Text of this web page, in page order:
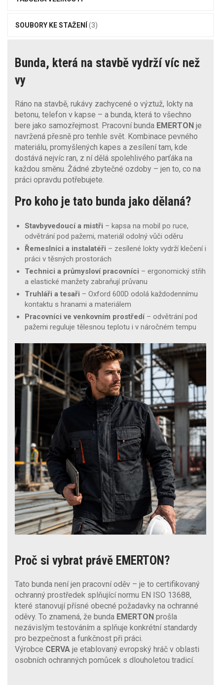
SOUBORY KE STAŽENÍ (3)
Bunda, která na stavbě vydrží víc než
vy
Ráno na stavbě, rukávy zachycené o výztuž, lokty na
betonu, telefon v kapse – a bunda, která to všechno
bere jako samozřejmost. Pracovní bunda EMERTON je
navržená přesně pro tenhle svět. Kombinace pevného
materiálu, promyšlených kapes a zesílení tam, kde
dostává nejvíc ran, z ní dělá spolehlivého parťáka na
každou směnu. Žádné zbytečné ozdoby – jen to, co na
práci opravdu potřebujete.
Pro koho je tato bunda jako dělaná?
Stavbyvedoucí a mistři – kapsa na mobil po ruce,
odvětrání pod pažemi, materiál odolný vůči oděru
Řemeslníci a instalatéři – zesílené lokty vydrží klečení i
práci v těsných prostorách
Technici a průmysloví pracovníci – ergonomický střih
a elastické manžety zabraňují průvanu
Truhláři a tesaři – Oxford 600D odolá každodennímu
kontaktu s hranami a materiálem
Pracovníci ve venkovním prostředí– odvětrání pod
pažemi reguluje tělesnou teplotu i v náročném tempu
Proč si vybrat právě EMERTON?
Tato bunda není jen pracovní oděv – je to certifikovaný
ochranný prostředek splňující normu EN ISO 13688,
které stanovují přísné obecné požadavky na ochranné
oděvy. To znamená, že bunda EMERTON prošla
nezávislým testováním a splňuje konkrétní standardy
pro bezpečnost a funkčnost při práci.
Výrobce CERVA je etablovaný evropský hráč v oblasti
osobních ochranných pomůcek s dlouholetou tradicí.